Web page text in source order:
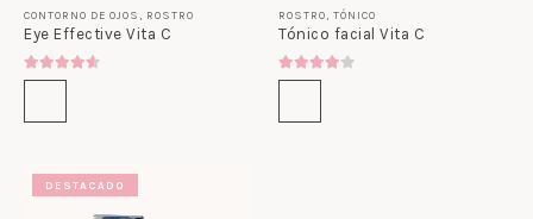
CONTORNO DE OJOS , ROSTRO
Eye Effective Vita C
4.50out of 5
ROSTRO, TÓNICO
Tónico facial Vita C
4.00out of 5
DESTACADO